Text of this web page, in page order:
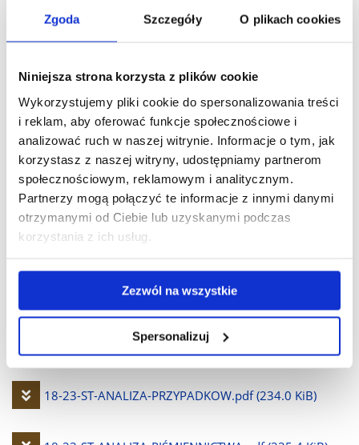
Zgoda Szczegóły O plikach cookies
Niniejsza strona korzysta z plików cookie
Wykorzystujemy pliki cookie do spersonalizowania treści
i reklam, aby oferować funkcje społecznościowe i
analizować ruch w naszej witrynie. Informacje o tym, jak
korzystasz z naszej witryny, udostępniamy partnerom
społecznościowym, reklamowym i analitycznym.
Partnerzy mogą połączyć te informacje z innymi danymi
otrzymanymi od Ciebie lub uzyskanymi podczas
korzystania z ich usług.
Zezwól na wszystkie
Spersonalizuj
plik
18-23-ST-PRACA-W-ZESPOŁACH-BADAWCZYCH.pdf
(245.1 KiB)
Pobierz
plik
18-23-ST-METODY-SPECJALNE-W-FIZOTERAPII-
DOROSŁYCH.pdf (238.4 KiB)
Pobierz
18-23-ST-METODY-SPECJALNE-TKANKI-MIEKKIE.pdf
18-23-ST-METODY-SPECJALNE-MECHANOTERAPIA.pdf
Pobierz
18-23-ST-ANALIZA-PRZYPADKOW.pdf (234.0 KiB)